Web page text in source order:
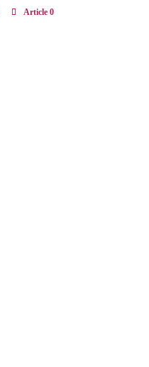
Article 0